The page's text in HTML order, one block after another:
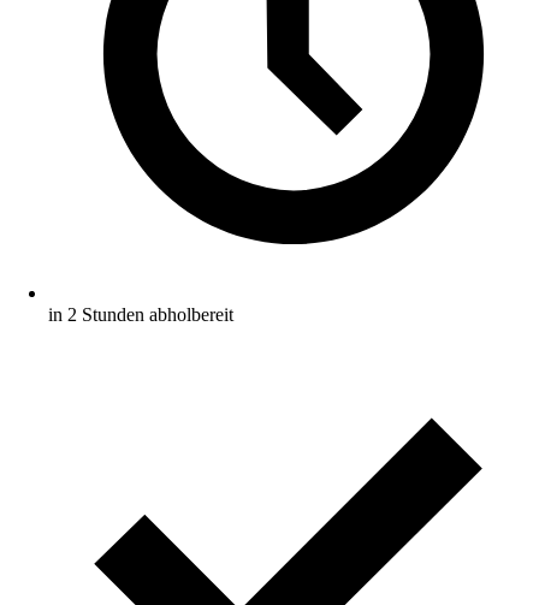
in 2 Stunden abholbereit